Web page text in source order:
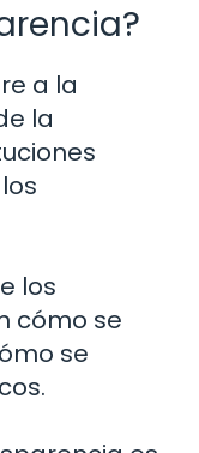
a la
la
los
cómo se
se